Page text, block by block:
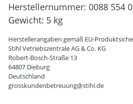
Herstellernummer: 0088 554
Gewicht: 5 kg
Herstellerangaben gemäß EU-
Stihl Vetriebszentrale AG & Co. KG
Robert-Bosch-Straße 13
64807 Dieburg
Deutschland
grosskundenbetreuung@stihl.de